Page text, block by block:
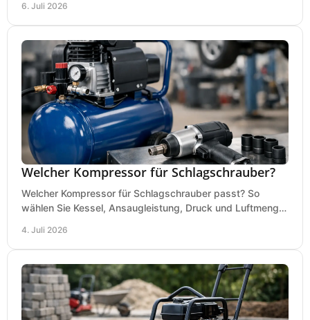
6. Juli 2026
Welcher Kompressor für Schlagschrauber?
Welcher Kompressor für Schlagschrauber passt? So
wählen Sie Kessel, Ansaugleistung, Druck und Luftmenge
4. Juli 2026